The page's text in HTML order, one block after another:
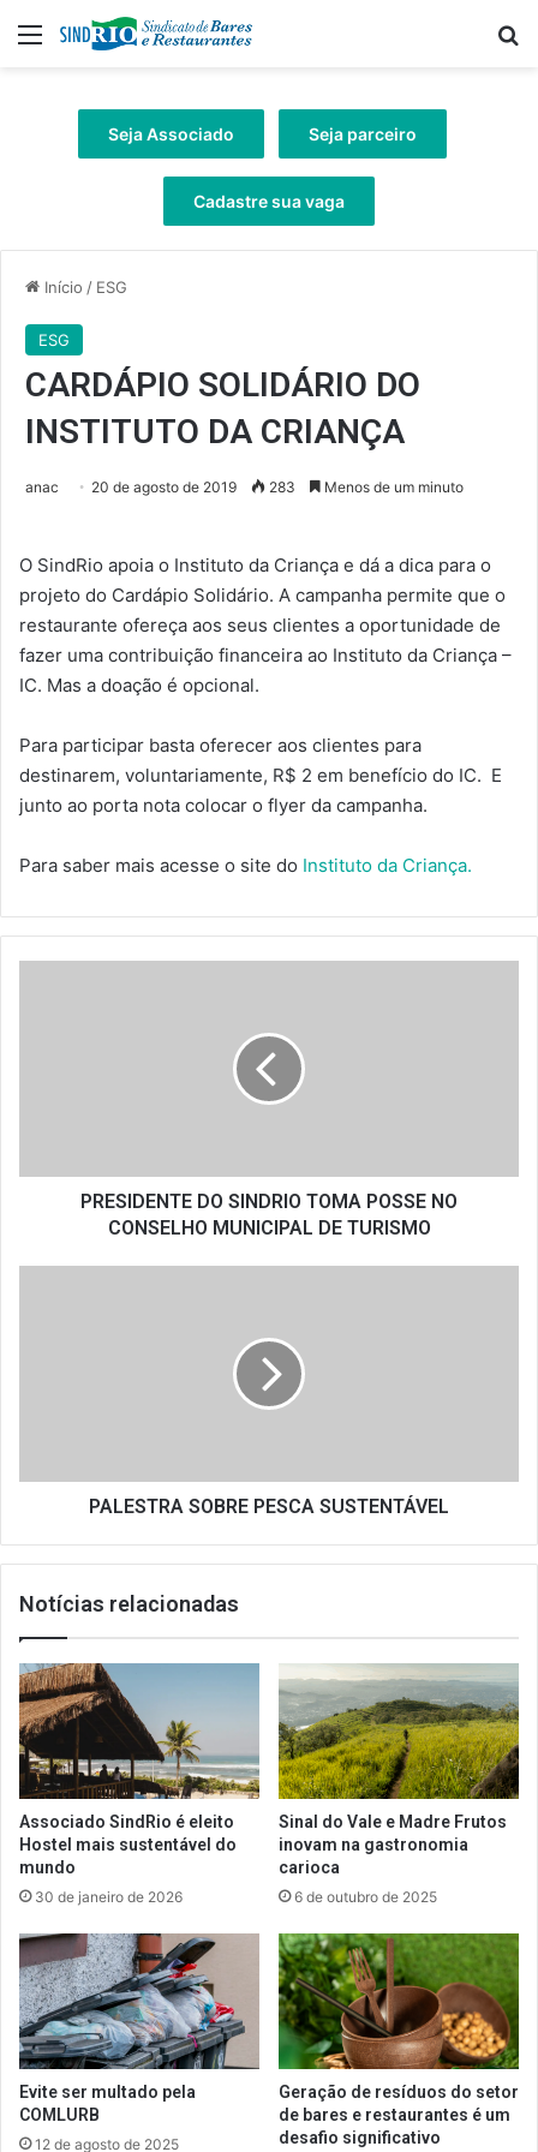
Menu
Seja Associado Seja parceiro
Cadastre sua vaga
Início / ESG
ESG
CARDÁPIO SOLIDÁRIO DO
INSTITUTO DA CRIANÇA
anac 20 de agosto de 2019 283 Menos de um minuto
O SindRio apoia o Instituto da Criança e dá a dica para o
projeto do Cardápio Solidário. A campanha permite que o
restaurante ofereça aos seus clientes a oportunidade de
fazer uma contribuição financeira ao Instituto da Criança –
IC. Mas a doação é opcional.
Para participar basta oferecer aos clientes para
destinarem, voluntariamente, R$ 2 em benefício do IC. E
junto ao porta nota colocar o flyer da campanha.
Para saber mais acesse o site do Instituto da Criança.
DE
TURISMOPRESIDENTE DO SINDRIO TOMA POSSE NO
CONSELHO MUNICIPAL DE TURISMO
PALESTRA SOBRE PESCA SUSTENTÁVEL
Notícias relacionadas
Associado SindRio é eleito
Hostel mais sustentável do
mundo
30 de janeiro de 2026
Sinal do Vale e Madre Frutos
inovam na gastronomia
carioca
6 de outubro de 2025
Evite ser multado pela
COMLURB
12 de agosto de 2025
Geração de resíduos do setor
de bares e restaurantes é um
desafio significativo